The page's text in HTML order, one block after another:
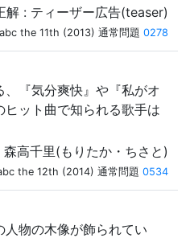
解 : ティーザー広告(teaser)
abc the 11th (2013) 通常問題 0278
『気分爽快』や『私がオ
ット曲で知られる歌手は
森高千里(もりたか・ちさと)
the 12th (2014) 通常問題 0534
人物の木像が飾られてい